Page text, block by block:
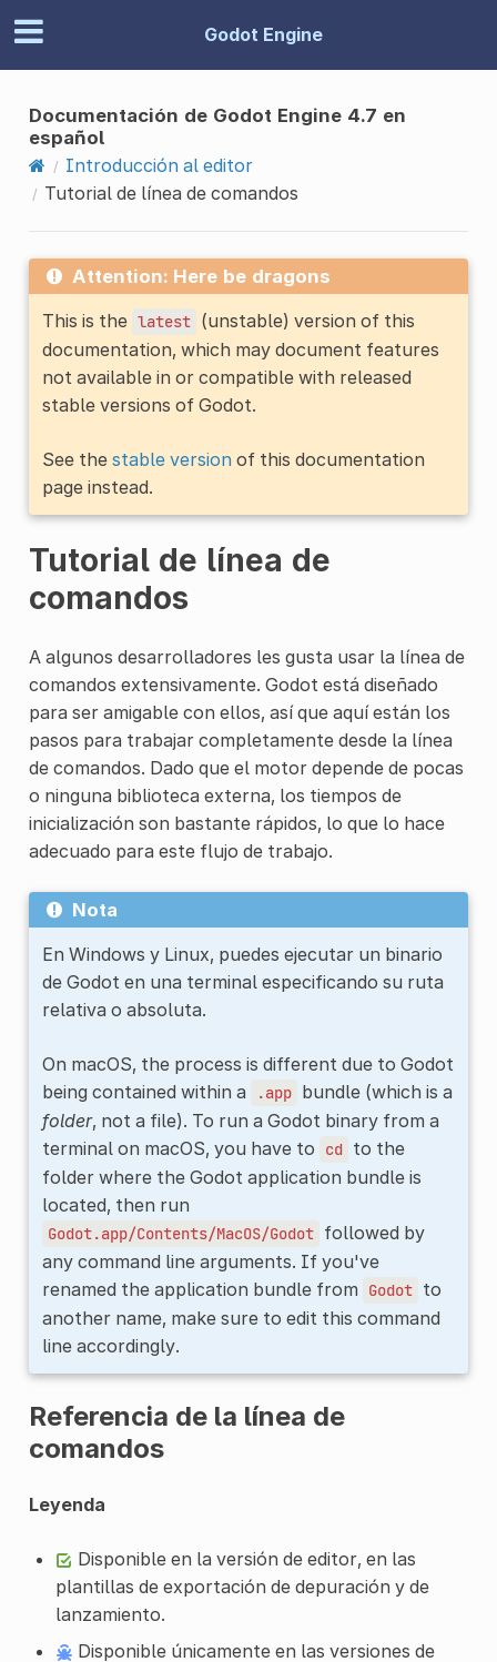
Godot Engine
Documentación de Godot Engine 4.7 en
español
Introducción al editor
Tutorial de línea de comandos
Attention: Here be dragons
This is the latest (unstable) version of this
documentation, which may document features
not available in or compatible with released
stable versions of Godot.
See the stable versionof this documentation
page instead.
Tutorial de línea de
comandos
A algunos desarrolladores les gusta usar la línea de
comandos extensivamente. Godot está diseñado
para ser amigable con ellos, así que aquí están los
pasos para trabajar completamente desde la línea
de comandos. Dado que el motor depende de pocas
o ninguna biblioteca externa, los tiempos de
inicialización son bastante rápidos, lo que lo hace
adecuado para este flujo de trabajo.
Nota
En Windows y Linux, puedes ejecutar un binario
de Godot en una terminal especificando su ruta
relativa o absoluta.
On macOS, the process is different due to Godot
being contained within a
.app bundle (which is a
folder, not a file). To run a Godot binary from a
terminal on macOS, you have to
cd to the
folder where the Godot application bundle is
located, then run
Godot.app/Contents/MacOS/Godot followed by
any command line arguments. If you've
renamed the application bundle from
Godot to
another name, make sure to edit this command
line accordingly.
Referencia de la línea de
comandos
Leyenda
Disponible en la versión de editor, en las
plantillas de exportación de depuración y de
lanzamiento.
Disponible únicamente en las versiones de